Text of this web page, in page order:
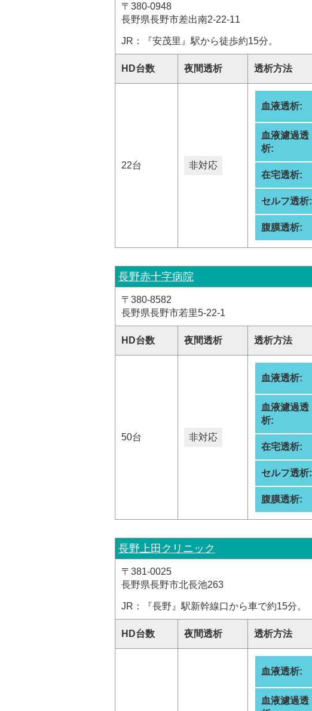
〒380-0948
長野県長野市差出南2-22-11
JR：『安茂里』駅から徒歩約15分。
HD台数 夜間透析 透析方法
22台 非対応
血液透析:
血液濾過透
析:
在宅透析:
セルフ透析:
腹膜透析:
長野赤十字病院
〒380-8582
長野県長野市若里5-22-1
HD台数 夜間透析 透析方法
50台 非対応
血液透析:
血液濾過透
析:
在宅透析:
セルフ透析:
腹膜透析:
長野上田クリニック
〒381-0025
長野県長野市北長池263
JR：『長野』駅新幹線口から車で約15分。
HD台数 夜間透析 透析方法
血液透析:
血液濾過透